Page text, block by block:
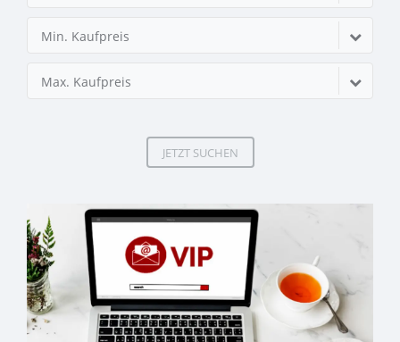
Min. Kaufpreis
Max. Kaufpreis
JETZT SUCHEN